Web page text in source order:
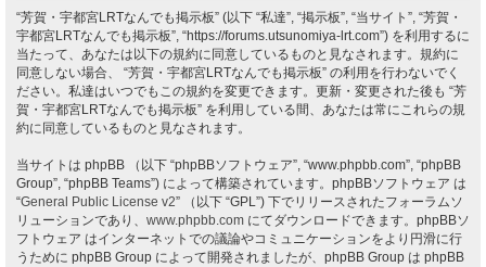
“芳賀・宇都宮LRTなんでも掲示板” (以下 “私達”, “掲示板”, “当サイト”, “芳賀・
宇都宮LRTなんでも掲示板”, “https://forums.utsunomiya-lrt.com”) を利用するに
当たって、あなたは以下の規約に同意しているものと見なされます。規約に
同意しない場合、 “芳賀・宇都宮LRTなんでも掲示板” の利用を行わないでく
ださい。私達はいつでもこの規約を変更できます。更新・変更された後も “芳
賀・宇都宮LRTなんでも掲示板” を利用している間、あなたは常にこれらの規
約に同意しているものと見なされます。
当サイトは phpBB （以下 “phpBBソフトウェア”, “www.phpbb.com”, “phpBB
Group”, “phpBB Teams”) によって構築されています。phpBBソフトウェア は
“General Public License v2” （以下 “GPL”) 下でリリースされたフォーラムソ
リューションであり、 www.phpbb.com にてダウンロードできます。phpBBソ
フトウェア はインターネットでの議論やコミュニケーションをより円滑に行
うために phpBB Group によって開発されましたが、phpBB Group は phpBB